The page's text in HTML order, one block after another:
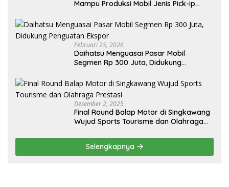
Mampu Produksi Mobil Jenis Pick-ip
Februari 25, 2026
Daihatsu Menguasai Pasar Mobil
Segmen Rp 300 Juta, Didukung
Desember 2, 2025
Final Round Balap Motor di Singkawang
Wujud Sports Tourisme dan Olahraga
Selengkapnya